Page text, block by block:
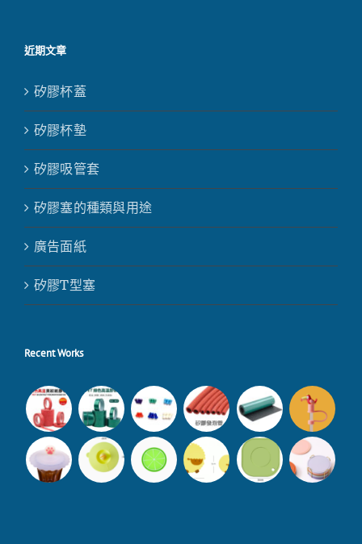
近期文章
矽膠杯蓋
矽膠杯墊
矽膠吸管套
矽膠塞的種類與用途
廣告面紙
矽膠T型塞
Recent Works